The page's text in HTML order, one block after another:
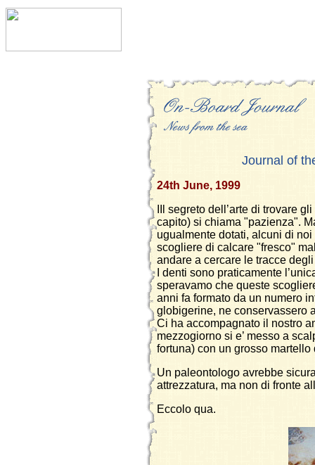
Journal of
24th June, 1999
IIl segreto dell’arte di trovare
capito) si chiama "pazienza".
ugualmente dotati, alcuni di
scogliere di calcare "fresco"
andare a cercare le tracce
I denti sono praticamente
speravamo che queste
anni fa formato da un numero
globigerine, ne conservassero
Ci ha accompagnato il nostro
mezzogiorno si e’ messo a
fortuna) con un grosso
Un paleontologo avrebbe
attrezzatura, ma non di fronte
Eccolo qua.